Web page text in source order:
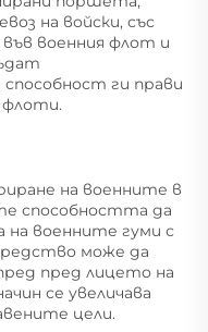
на войски, със
военния флот и
ги прави
флоти.
на военните в
способността да
военните гуми с
може да
пред лицето на
се увеличава
цели.